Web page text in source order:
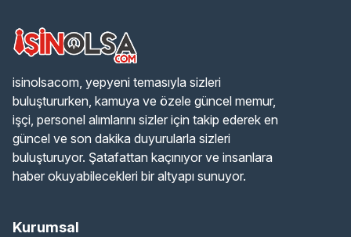
isinolsacom, yepyeni temasıyla sizleri
buluştururken, kamuya ve özele güncel memur,
işçi, personel alımlarını sizler için takip ederek en
güncel ve son dakika duyurularla sizleri
buluşturuyor. Şatafattan kaçınıyor ve insanlara
haber okuyabilecekleri bir altyapı sunuyor.
Kurumsal